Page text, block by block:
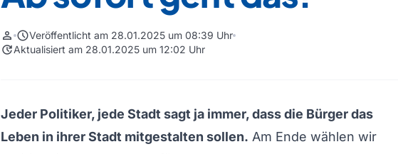
person scheduleVeröffentlicht am 28.01.2025 um 08:39 Uhr
updateAktualisiert am 28.01.2025 um 12:02 Uhr
Jeder Politiker, jede Stadt sagt ja immer, dass die Bürger das
Leben in ihrer Stadt mitgestalten sollen. Am Ende wählen wir